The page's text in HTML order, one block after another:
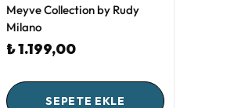
Meyve Collection by Rudy
Milano
₺ 1.199,00
SEPETE EKLE